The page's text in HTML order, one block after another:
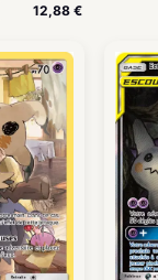
12,88 €